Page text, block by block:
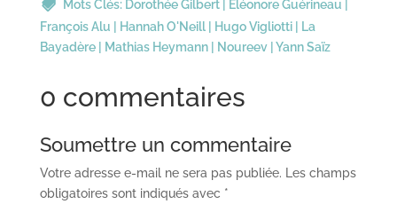
Mots Clés: Dorothée Gilbert| Eléonore Guérineau |
François Alu
Hannah O'Neill| Hugo Vigliotti|
La
Bayadère| Mathias Heymann| Noureev| Yann Saïz
0 commentaires
Soumettre un commentaire
Votre adresse e-mail ne sera pas publiée.
Les champs
obligatoires sont indiqués avec *